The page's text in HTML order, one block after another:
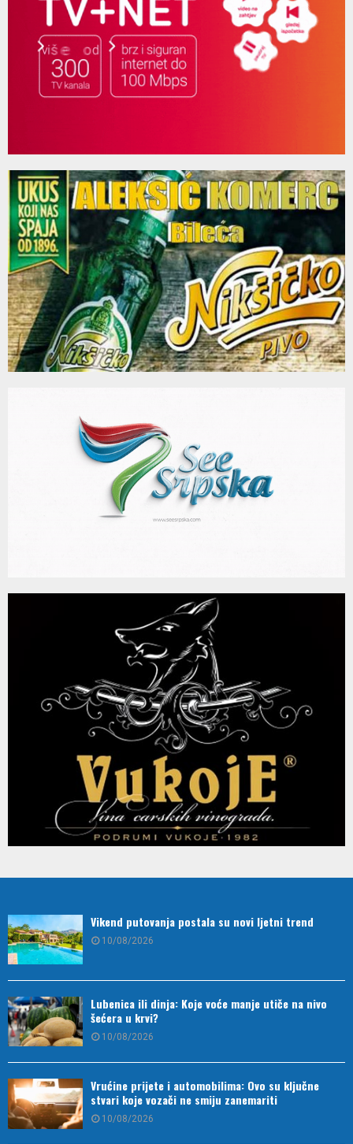
Vikend putovanja postala su novi ljetni trend
10/08/2026
Lubenica ili dinja: Koje voće manje utiče na nivo
šećera u krvi?
10/08/2026
Vrućine prijete i automobilima: Ovo su ključne
stvari koje vozači ne smiju zanemariti
10/08/2026